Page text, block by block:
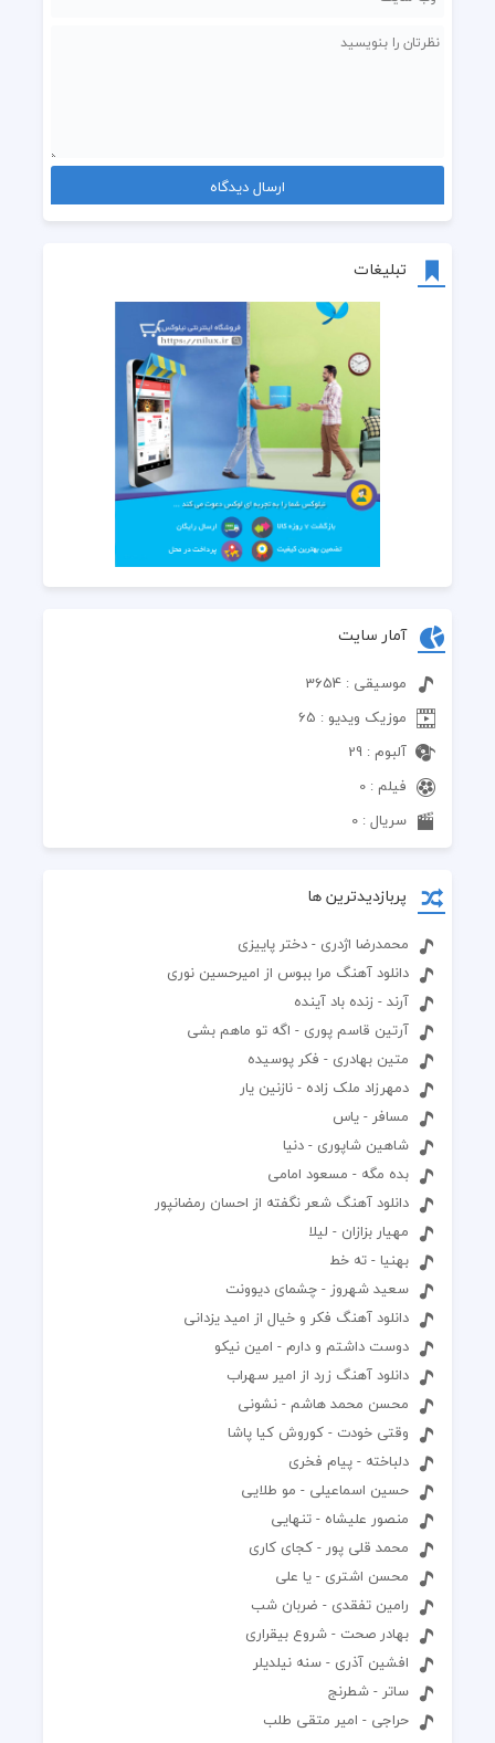
تبلیغات
آمار سایت
موسیقی : 3654
موزیک ویدیو : 65
آلبوم : 29
فیلم : 0
سریال : 0
پربازدیدترین ها
محمدرضا اژدری - دختر پاییزی
دانلود آهنگ مرا ببوس از امیرحسین نوری
آرند - زنده باد آینده
آرتین قاسم پوری - اگه تو ماهم بشی
متین بهادری - فکر پوسیده
دمهرزاد ملک زاده - نازنین یار
مسافر - یاس
شاهین شاپوری - دنیا
بده مگه - مسعود امامی
دانلود آهنگ شعر نگفته از احسان رمضانپور
مهیار بزازان - لیلا
بهنیا - ته خط
سعید شهروز - چشمای دیوونت
دانلود آهنگ فکر و خیال از امید یزدانی
دوست داشتم و دارم - امین نیکو
دانلود آهنگ زرد از امیر سهراب
محسن محمد هاشم - نشونی
وقتی خودت - کوروش کیا پاشا
دلباخته - پیام فخری
حسین اسماعیلی - مو طلایی
منصور علیشاه - تنهایی
محمد قلی پور - کجای کاری
محسن اشتری - یا علی
رامین تفقدی - ضربان شب
بهادر صحت - شروع بیقراری
افشین آذری - سنه نیلدیلر
ساتر - شطرنج
حراجی - امیر متقی طلب